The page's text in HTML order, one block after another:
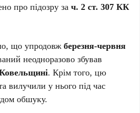
про підозру зач. 2 ст. 307 КК
що упродовжберезня-червня
неодноразово збував
. Крім того, цю
вилучили у нього під час
обшуку.